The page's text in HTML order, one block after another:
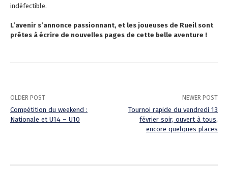
indéfectible.
L’avenir s’annonce passionnant, et les joueuses de Rueil sont
prêtes à écrire de nouvelles pages de cette belle aventure !
OLDER POST
Compétition du weekend :
Nationale et U14 – U10
NEWER POST
Tournoi rapide du vendredi 13
février soir, ouvert à tous,
encore quelques places